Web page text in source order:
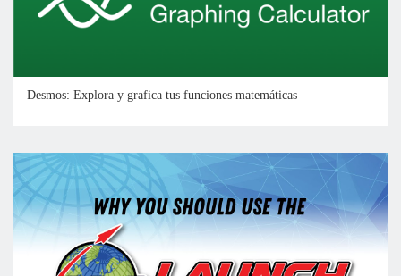
Desmos: Explora y grafica tus funciones matemáticas